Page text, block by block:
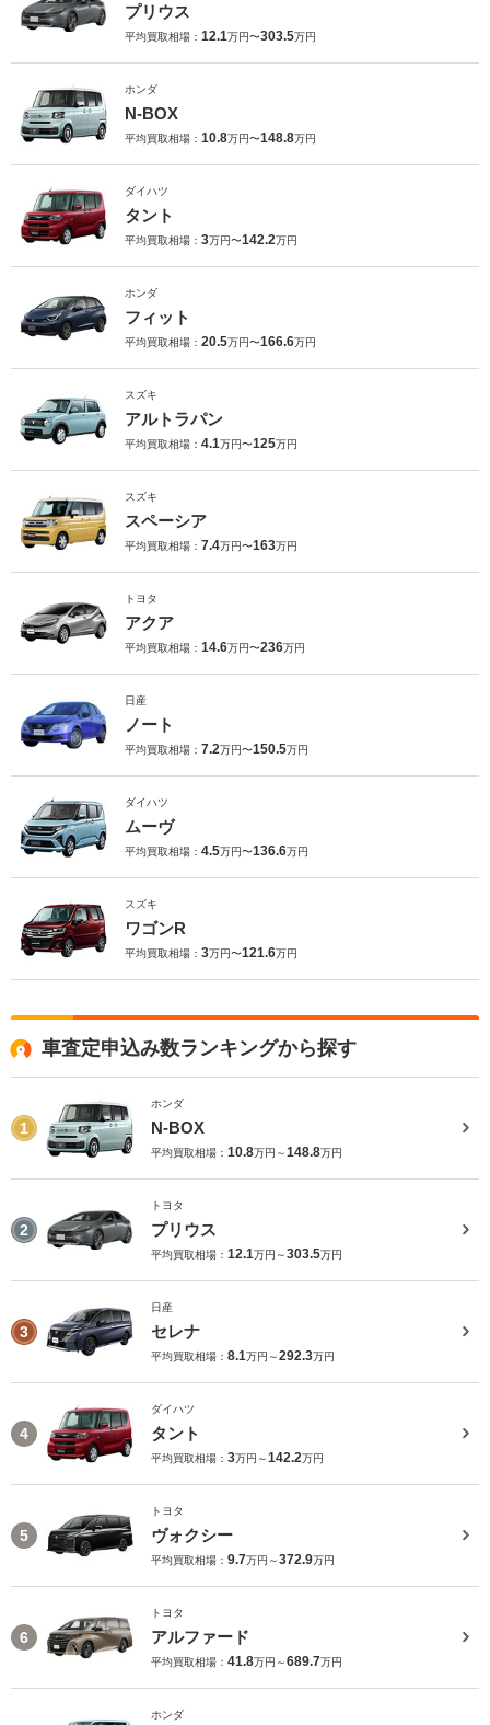
プリウス
平均買取相場： 12.1万円〜303.5万円
ホンダ
N-BOX
平均買取相場： 10.8万円〜148.8万円
ダイハツ
タント
平均買取相場： 3万円〜142.2万円
ホンダ
フィット
平均買取相場： 20.5万円〜166.6万円
スズキ
アルトラパン
平均買取相場： 4.1万円〜125万円
スズキ
スペーシア
平均買取相場： 7.4万円〜163万円
トヨタ
アクア
平均買取相場： 14.6万円〜236万円
日産
ノート
平均買取相場： 7.2万円〜150.5万円
ダイハツ
ムーヴ
平均買取相場： 4.5万円〜136.6万円
スズキ
ワゴンR
平均買取相場： 3万円〜121.6万円
車査定申込み数ランキングから探す
1
ホンダ
N-BOX
平均買取相場： 10.8万円～148.8万円
2
トヨタ
プリウス
平均買取相場： 12.1万円～303.5万円
3
日産
セレナ
平均買取相場： 8.1万円～292.3万円
4
ダイハツ
タント
平均買取相場： 3万円～142.2万円
5
トヨタ
ヴォクシー
平均買取相場： 9.7万円～372.9万円
6
トヨタ
アルファード
平均買取相場： 41.8万円～689.7万円
ホンダ